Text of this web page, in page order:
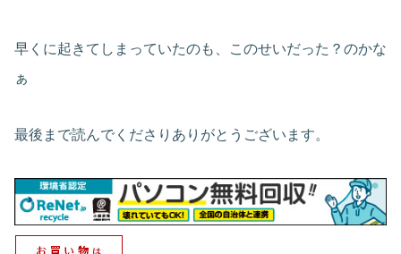
早くに起きてしまっていたのも、このせいだった？のかな
ぁ
最後まで読んでくださりありがとうございます。